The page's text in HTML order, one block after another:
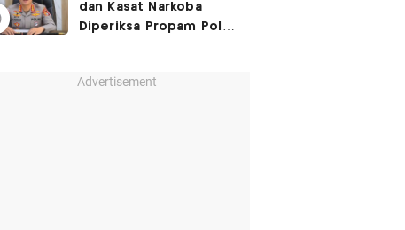
dan Kasat Narkoba
Diperiksa Propam Polri,
Advertisement